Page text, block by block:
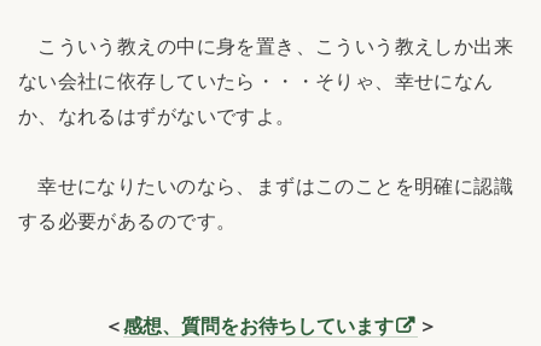
こういう教えの中に身を置き、こういう教えしか出来
ない会社に依存していたら・・・そりゃ、幸せになん
か、なれるはずがないですよ。
幸せになりたいのなら、まずはこのことを明確に認識
する必要があるのです。
＜感想、質問をお待ちしています ＞